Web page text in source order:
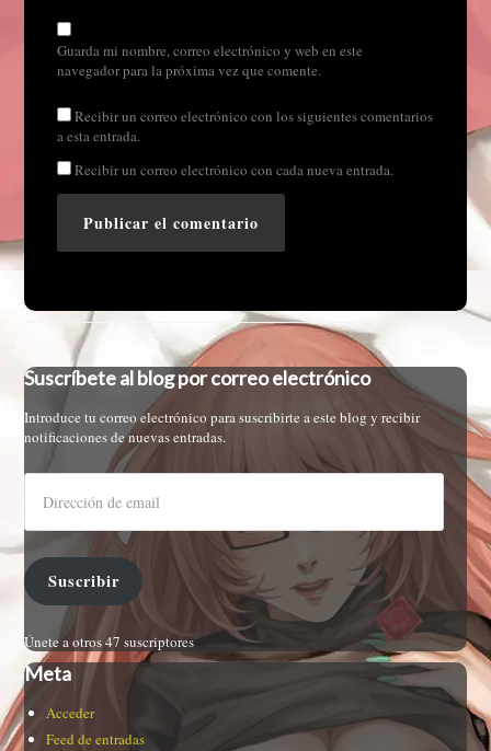
Guarda mi nombre, correo electrónico y web en este
navegador para la próxima vez que comente.
Recibir un correo electrónico con los siguientes comentarios
a esta entrada.
Recibir un correo electrónico con cada nueva entrada.
Suscríbete al blog por correo electrónico
Introduce tu correo electrónico para suscribirte a este blog y recibir
notificaciones de nuevas entradas.
Suscribir
Únete a otros 47 suscriptores
Meta
Acceder
Feed de entradas